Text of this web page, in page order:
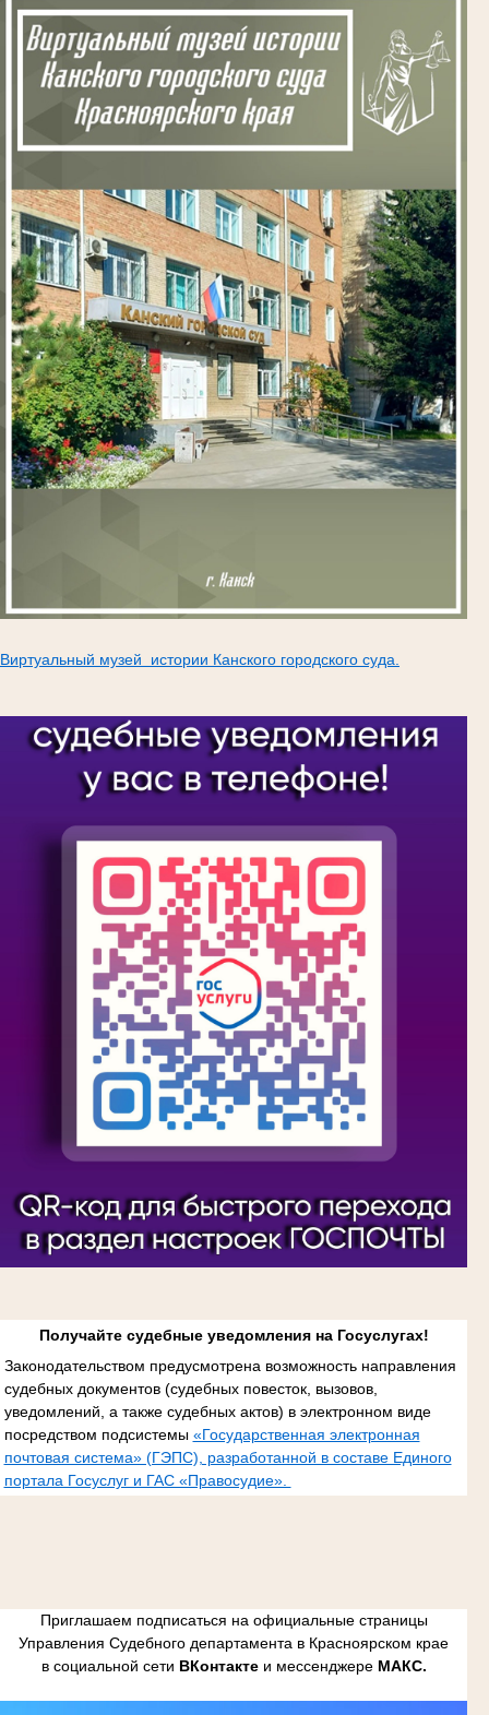
Виртуальный музей истории Канского городского суда.
Получайте судебные уведомления на Госуслугах!
Законодательством предусмотрена возможность направления
судебных документов (судебных повесток, вызовов,
уведомлений, а также судебных актов) в электронном виде
посредством подсистемы «Государственная электронная
почтовая система» (ГЭПС), разработанной в составе Единого
портала Госуслуг и ГАС «Правосудие».
Приглашаем подписаться на официальные страницы
Управления Судебного департамента в Красноярском крае
в социальной сети ВКонтактеи мессенджере МАКС.